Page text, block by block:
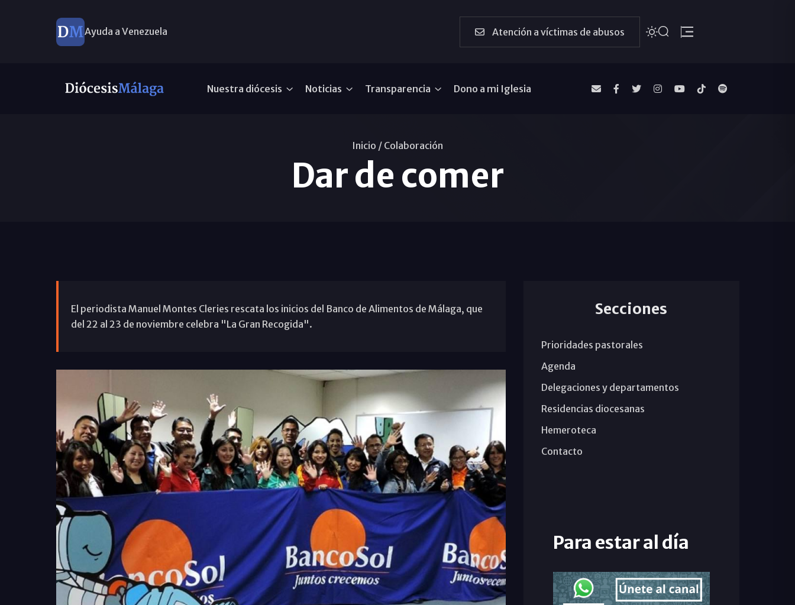
Ayuda a Venezuela Atención a víctimas de abusos
Nuestra diócesis Noticias Transparencia Dono a mi Iglesia
Inicio / Colaboración
Dar de comer
El periodista Manuel Montes Cleries rescata los inicios del Banco de Alimentos de Málaga, que
del 22 al 23 de noviembre celebra "La Gran Recogida".
Secciones
Prioridades pastorales
Agenda
Delegaciones y departamentos
Residencias diocesanas
Hemeroteca
Contacto
Para estar al día